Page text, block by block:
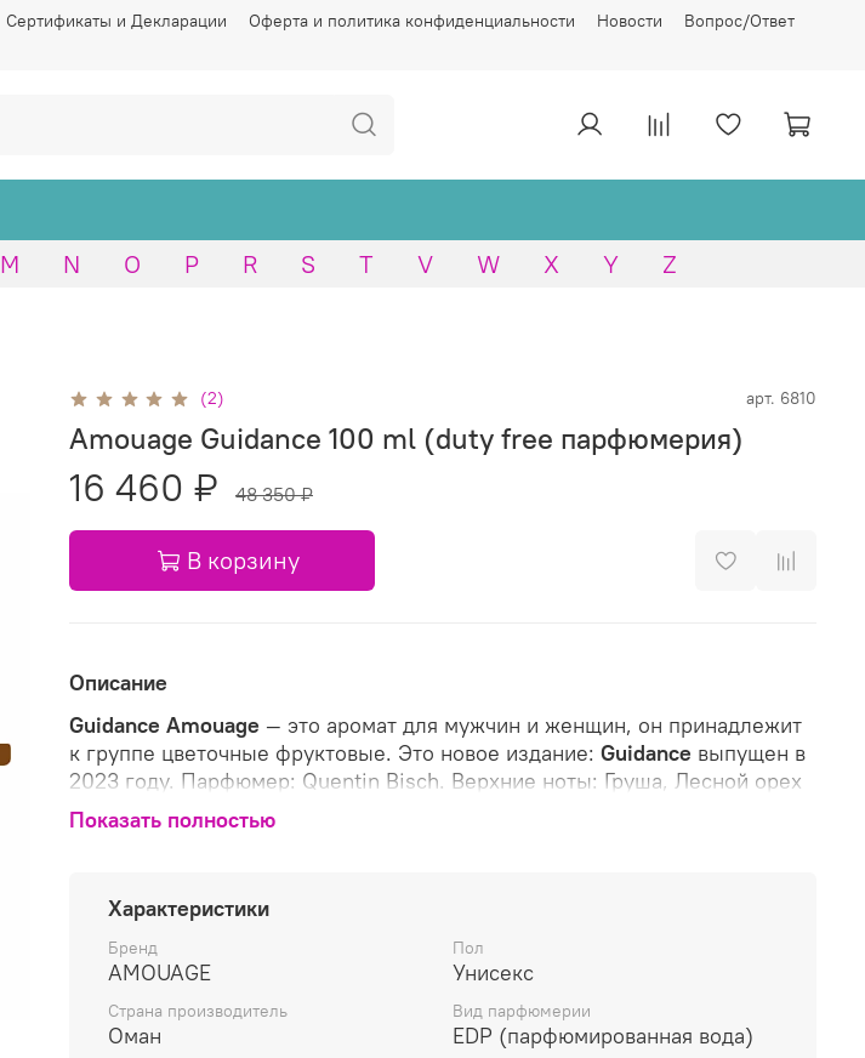
Сертификаты и Декларации Оферта и политика конфиденциальности Новости Вопрос/Ответ
M N O P R S T V W X Y Z
(2) арт. 6810
Amouage Guidance 100 ml (duty free парфюмерия)
16 460 ₽ 48 350 ₽
В корзину
Описание
Guidance Amouage — это аромат для мужчин и женщин, он принадлежит
к группе цветочные фруктовые. Это новое издание: Guidance выпущен в
2023 году. Парфюмер: Quentin Bisch. Верхние ноты: Груша, Лесной орех
и Олибанум; средние ноты: Османтус, Роза, Шафран и Жасмин Самбак;
базовые ноты: Сандал, Ваниль, Akigalawood, Серая амбра и Лабданум.
Показать полностью
Характеристики
Бренд
AMOUAGE
Пол
Унисекс
Страна производитель
Оман
Вид парфюмерии
EDP (парфюмированная вода)